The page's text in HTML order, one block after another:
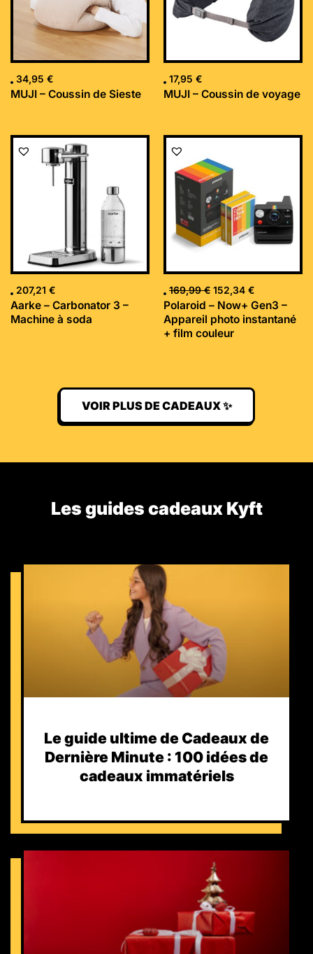
34,95 €
MUJI – Coussin de Sieste
17,95 €
MUJI – Coussin de voyage
207,21 €
Aarke – Carbonator 3 –
Machine à soda
169,99€
Le
initial
était :
169,99 €.
152,34 €
Le
Polaroid – Now+ Gen3 –
Appareil photo instantané
+ film couleur
VOIR PLUS DE CADEAUX ✨
Les guides cadeaux Kyft​
Le guide ultime de Cadeaux de
Dernière Minute : 100 idées de
cadeaux immatériels